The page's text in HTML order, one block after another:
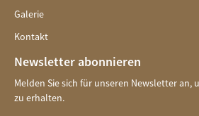
Galerie
Kontakt
Newsletter abonnieren
Melden Sie sich für unseren Newsletter an,
zu erhalten.